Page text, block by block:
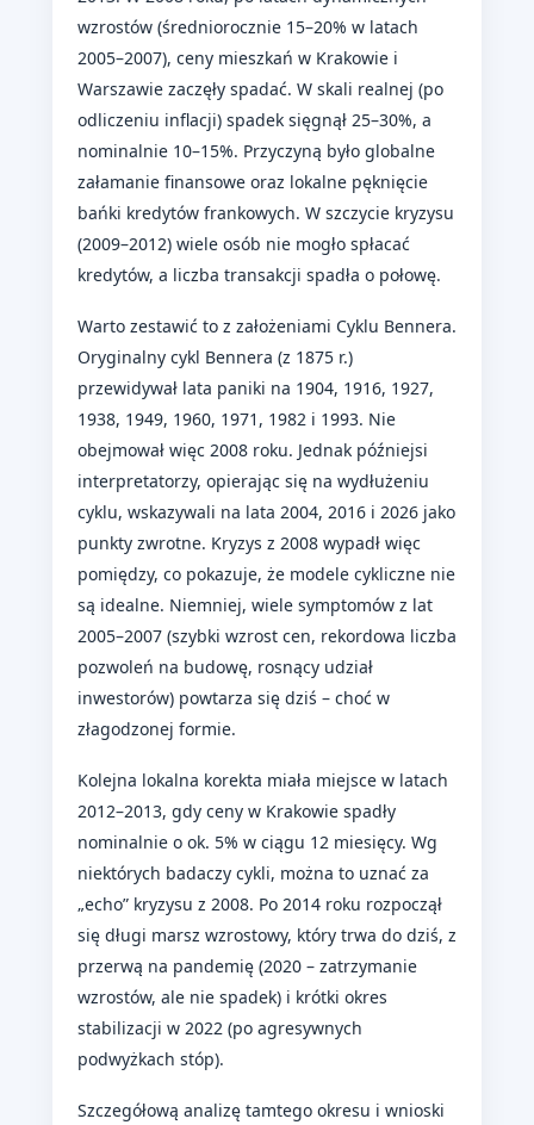
wzrostów (średniorocznie 15–20% w latach
2005–2007), ceny mieszkań w Krakowie i
Warszawie zaczęły spadać. W skali realnej (po
odliczeniu inflacji) spadek sięgnął 25–30%, a
nominalnie 10–15%. Przyczyną było globalne
załamanie finansowe oraz lokalne pęknięcie
bańki kredytów frankowych. W szczycie kryzysu
(2009–2012) wiele osób nie mogło spłacać
kredytów, a liczba transakcji spadła o połowę.
Warto zestawić to z założeniami Cyklu Bennera.
Oryginalny cykl Bennera (z 1875 r.)
przewidywał lata paniki na 1904, 1916, 1927,
1938, 1949, 1960, 1971, 1982 i 1993. Nie
obejmował więc 2008 roku. Jednak późniejsi
interpretatorzy, opierając się na wydłużeniu
cyklu, wskazywali na lata 2004, 2016 i 2026 jako
punkty zwrotne. Kryzys z 2008 wypadł więc
pomiędzy, co pokazuje, że modele cykliczne nie
są idealne. Niemniej, wiele symptomów z lat
2005–2007 (szybki wzrost cen, rekordowa liczba
pozwoleń na budowę, rosnący udział
inwestorów) powtarza się dziś – choć w
złagodzonej formie.
Kolejna lokalna korekta miała miejsce w latach
2012–2013, gdy ceny w Krakowie spadły
nominalnie o ok. 5% w ciągu 12 miesięcy. Wg
niektórych badaczy cykli, można to uznać za
„echo” kryzysu z 2008. Po 2014 roku rozpoczął
się długi marsz wzrostowy, który trwa do dziś, z
przerwą na pandemię (2020 – zatrzymanie
wzrostów, ale nie spadek) i krótki okres
stabilizacji w 2022 (po agresywnych
podwyżkach stóp).
Szczegółową analizę tamtego okresu i wnioski